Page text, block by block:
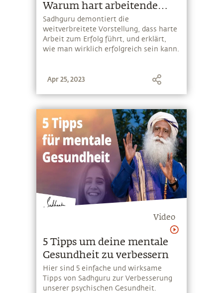
Warum hart arbeitende
Menschen scheitern?
Sadhguru demontiert die
weitverbreitete Vorstellung, dass harte
Arbeit zum Erfolg führt, und erklärt,
wie man wirklich erfolgreich sein kann.
Apr 25, 2023
Video
5 Tipps um deine mentale
Gesundheit zu verbessern
Hier sind 5 einfache und wirksame
Tipps von Sadhguru zur Verbesserung
unserer psychischen Gesundheit.